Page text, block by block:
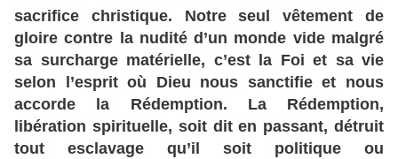
sacrifice christique. Notre seul vêtement de
gloire contre la nudité d’un monde vide malgré
sa surcharge matérielle, c’est la Foi et sa vie
selon l’esprit où Dieu nous sanctifie et nous
accorde la Rédemption. La Rédemption,
libération spirituelle, soit dit en passant, détruit
tout esclavage qu’il soit politique ou